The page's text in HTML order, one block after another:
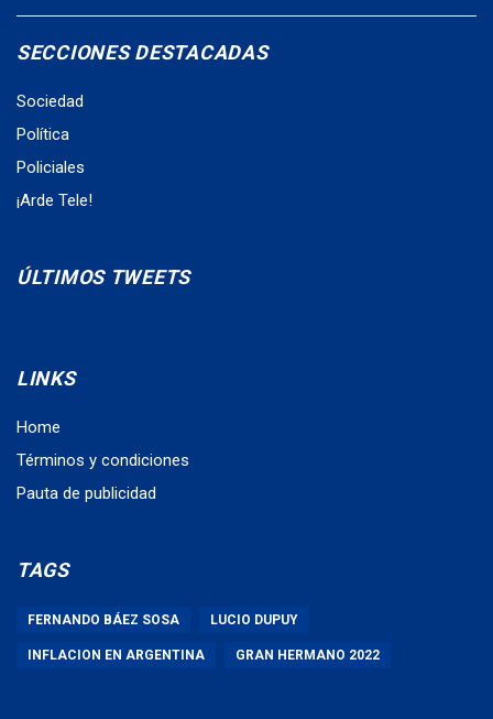
SECCIONES DESTACADAS
Sociedad
Política
Policiales
¡Arde Tele!
ÚLTIMOS TWEETS
LINKS
Home
Términos y condiciones
Pauta de publicidad
TAGS
FERNANDO BÁEZ SOSA LUCIO DUPUY
INFLACION EN ARGENTINA GRAN HERMANO 2022